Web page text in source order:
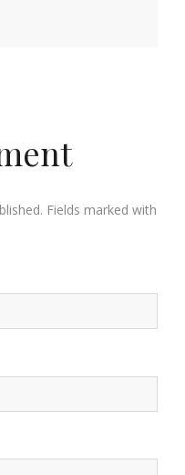
Fields marked with